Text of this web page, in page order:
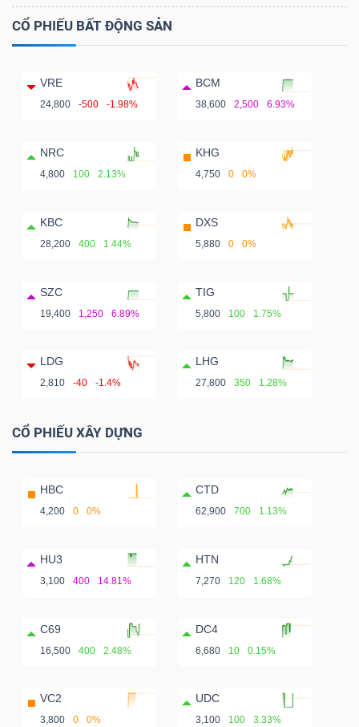
CỔ PHIẾU BẤT ĐỘNG SẢN
VRE
24,800 -500 -1.98%
BCM
38,600 2,500 6.93%
NRC
4,800 100 2.13%
KHG
4,750 0 0%
KBC
28,200 400 1.44%
DXS
5,880 0 0%
SZC
19,400 1,250 6.89%
TIG
5,800 100 1.75%
LDG
2,810 -40 -1.4%
LHG
27,800 350 1.28%
CỔ PHIẾU XÂY DỰNG
HBC
4,200 0 0%
CTD
62,900 700 1.13%
HU3
3,100 400 14.81%
HTN
7,270 120 1.68%
C69
16,500 400 2.48%
DC4
6,680 10 0.15%
VC2
3,800 0 0%
UDC
3,100 100 3.33%